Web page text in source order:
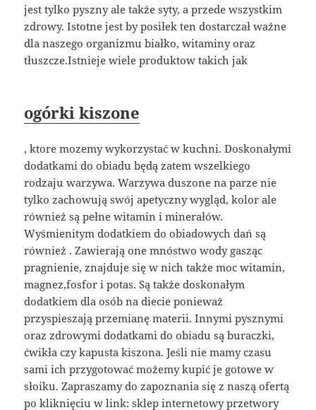
jest tylko pyszny ale także syty, a przede wszystkim
zdrowy. Istotne jest by posiłek ten dostarczał ważne
dla naszego organizmu białko, witaminy oraz
tłuszcze.Istnieje wiele produktow takich jak
ogórki kiszone
, ktore mozemy wykorzystać w kuchni. Doskonałymi
dodatkami do obiadu będą zatem wszelkiego
rodzaju warzywa. Warzywa duszone na parze nie
tylko zachowują swój apetyczny wygląd, kolor ale
również są pełne witamin i minerałów.
Wyśmienitym dodatkiem do obiadowych dań są
również . Zawierają one mnóstwo wody gasząc
pragnienie, znajduje się w nich także moc witamin,
magnez,fosfor i potas. Są także doskonałym
dodatkiem dla osób na diecie ponieważ
przyspieszają przemianę materii. Innymi pysznymi
oraz zdrowymi dodatkami do obiadu są buraczki,
ćwikła czy kapusta kiszona. Jeśli nie mamy czasu
sami ich przygotować możemy kupić je gotowe w
słoiku. Zapraszamy do zapoznania się z naszą ofertą
po kliknięciu w link:sklep internetowy przetwory